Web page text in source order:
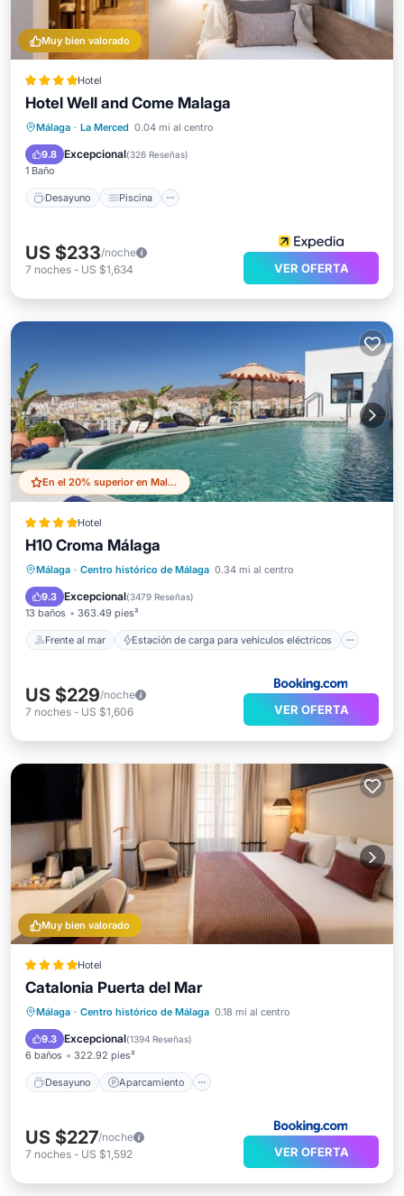
Muy bien valorado
Hotel
Hotel Well and Come Malaga
Málaga · La Merced 0.04 mi al centro
9.8 Excepcional(326 Reseñas)
1 Baño
Desayuno Piscina
Desayuno Piscina
US $233/noche
7 noches - US $1,634 VER OFERTA
En el 20% superior en Malaga Historic Centre
Hotel
H10 Croma Málaga
Málaga · Centro histórico de Málaga 0.34 mi al centro
9.3 Excepcional(3479 Reseñas)
13 baños 363.49 pies²
Frente al mar Estación de carga para vehículos eléctricos
Frente al mar
Estación de carga para vehículos eléctricos
Aparcamiento
Piscina
US $229/noche
7 noches - US $1,606 VER OFERTA
Muy bien valorado
Hotel
Catalonia Puerta del Mar
Málaga · Centro histórico de Málaga 0.18 mi al centro
9.3 Excepcional(1394 Reseñas)
6 baños 322.92 pies²
Desayuno Aparcamiento
Desayuno
Aparcamiento
Aire acondicionado
US $227/noche
7 noches - US $1,592 VER OFERTA